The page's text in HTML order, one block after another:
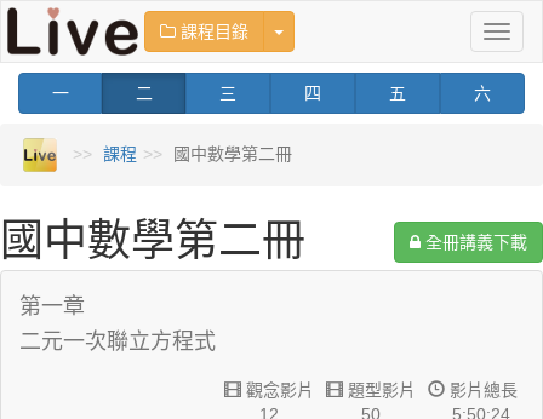
課程目錄 Toggle Dropdown
一 二 三 四 五 六
課程 國中數學第二冊
國中數學第二冊 全冊講義下載
第一章
二元一次聯立方程式
影片總長
5:50:24
題型影片
50
觀念影片
12